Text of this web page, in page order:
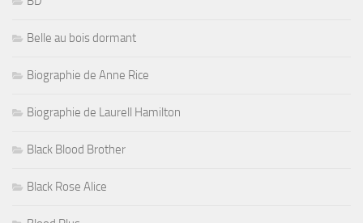
Belle au bois dormant
Biographie de Anne Rice
Biographie de Laurell Hamilton
Black Blood Brother
Black Rose Alice